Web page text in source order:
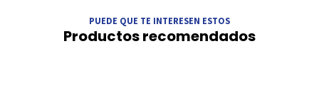
PUEDE QUE TE INTERESEN ESTOS
Productos recomendados